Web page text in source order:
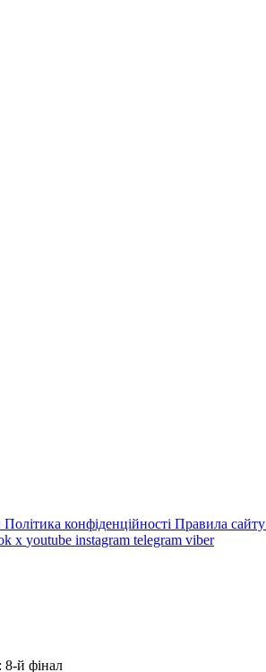
Політика конфіденційності Правила сайту
x youtube instagram telegram viber
8-й фінал